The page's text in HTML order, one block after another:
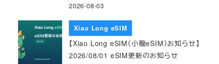
2026-08-03
Xiao Long eSIM
【Xiao Long eSIM（小龍eSIM）お知らせ】
2026/08/01 eSIM更新のお知らせ